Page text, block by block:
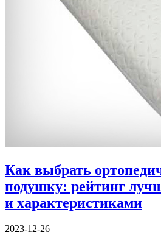
Как выбрать
подушку: рейтинг
и характеристиками
2023-12-26